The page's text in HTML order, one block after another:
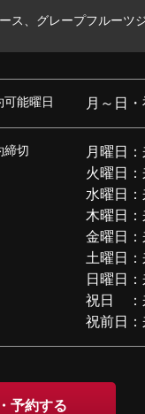
ス、グレープフルーツ
可能曜日 月～日
締切
月曜日
火曜日
水曜日
木曜日
金曜日
土曜日
日曜日
祝日 ：
祝前日
予約する